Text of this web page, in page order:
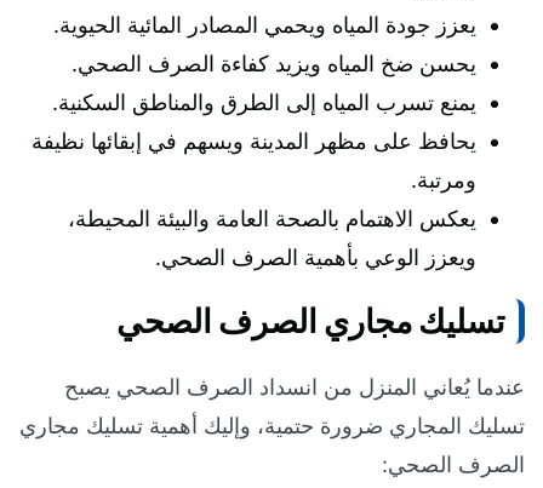
يعزز جودة المياه ويحمي المصادر المائية الحيوية.
يحسن ضخ المياه ويزيد كفاءة الصرف الصحي.
يمنع تسرب المياه إلى الطرق والمناطق السكنية.
يحافظ على مظهر المدينة ويسهم في إبقائها نظيفة
ومرتبة.
يعكس الاهتمام بالصحة العامة والبيئة المحيطة،
ويعزز الوعي بأهمية الصرف الصحي.
تسليك مجاري الصرف الصحي
عندما يُعاني المنزل من انسداد الصرف الصحي يصبح
تسليك المجاري ضرورة حتمية، وإليك أهمية تسليك مجاري
الصرف الصحي: